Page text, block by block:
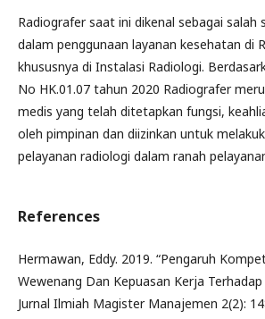
Radiografer saat ini dikenal sebagai salah
dalam penggunaan layanan kesehatan di
khususnya di Instalasi Radiologi.
No HK.01.07 tahun 2020 Radiografer
medis yang telah ditetapkan fungsi,
oleh pimpinan dan diizinkan untuk
pelayanan radiologi dalam ranah
References
Hermawan, Eddy. 2019. “Pengaruh
Wewenang Dan Kepuasan Kerja
Jurnal Ilmiah Magister Manajemen 2(2):